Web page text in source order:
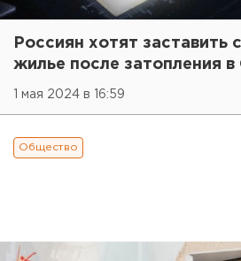
Россиян хотят заставить
жилье после затопления в
1 мая 2024 в 16:59
Общество